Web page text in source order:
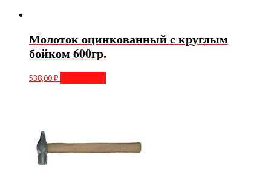
Молоток оцинкованный с круглым
бойком 600гр.
538,00₽